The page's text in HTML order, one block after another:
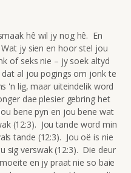
hê wil jy nog hê. En
jy sien en hoor stel jou
of seks nie – jy soek altyd
al jou pogings om jonk te
'n lig, maar uiteindelik word
dae plesier gebring het
bene pyn en jou bene wat
(12:3). Jou tande word min
tande (12:3). Jou oë is nie
sig verswak (12:3). Die deur
en jy praat nie so baie